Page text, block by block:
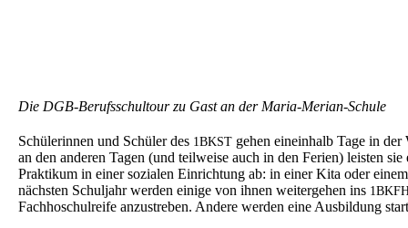
Die DGB-Berufs­schul­tour zu Gast an der Maria-Merian-Schule
Schüle­rin­nen und Schüler des 1BKST gehen einein­halb Tage in
an den anderen Tagen (und teilwei­se auch in den Ferien) leisten sie
Prakti­kum in einer sozia­len Einrich­tung ab: in einer Kita oder
nächs­ten Schul­jahr werden einige von ihnen weiter­ge­hen ins
Fachho­schul­rei­fe anzustre­ben. Andere werden eine Ausbil­dung